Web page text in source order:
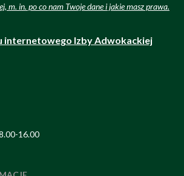
m. in. po co nam Twoje dane i jakie masz prawa.
internetowego Izby Adwokackiej
16.00